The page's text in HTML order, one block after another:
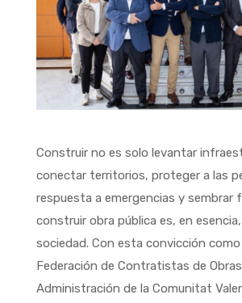
Construir no es solo levantar
conectar territorios, proteger a las
respuesta a emergencias y sembrar
construir obra pública es, en
sociedad. Con esta convicción como
Federación de Contratistas de
Administración de la Comunitat